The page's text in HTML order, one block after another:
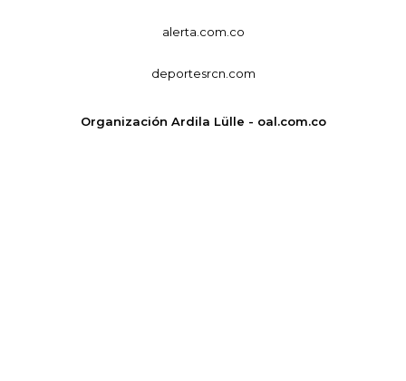
alerta.com.co
deportesrcn.com
Organización Ardila Lülle - oal.com.co